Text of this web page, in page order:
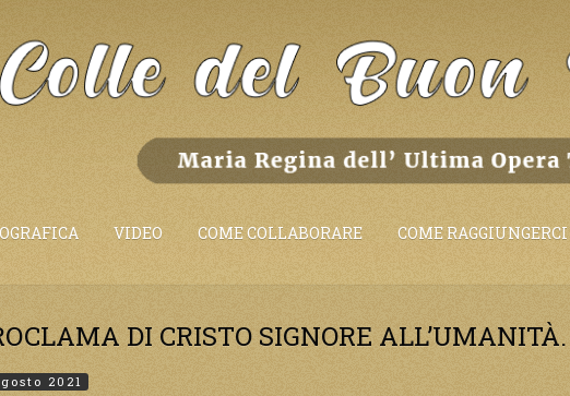
VIDEO COME COLLABORARE COME RAGGIUNGERCI
DI CRISTO SIGNORE ALL’UMANITÀ.
2021